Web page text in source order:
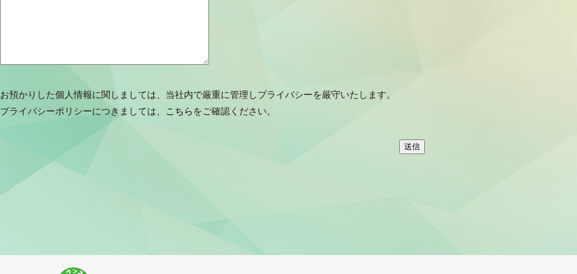
お預かりした個人情報に関しましては、当社内で厳重に管理しプライバシーを厳守いたします。
プライバシーポリシーにつきましては、
こちら をご確認ください。